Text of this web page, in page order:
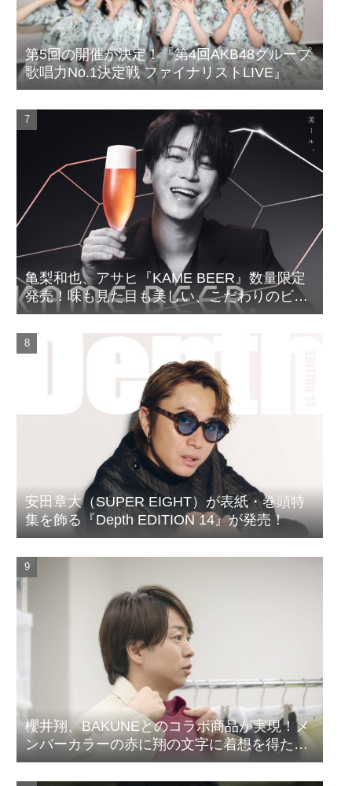
第5回の開催が決定！『第4回AKB48グループ
歌唱力No.1決定戦 ファイナリストLIVE』
亀梨和也、アサヒ『KAME BEER』数量限定
発売！味も見た目も美しい、こだわりのビー
ルがついに完成
安田章大（SUPER EIGHT）が表紙・巻頭特
集を飾る『Depth EDITION 14』が発売！
櫻井翔、BAKUNEとのコラボ商品が実現！メ
ンバーカラーの赤に翔の文字に着想を得たデ
ザイン